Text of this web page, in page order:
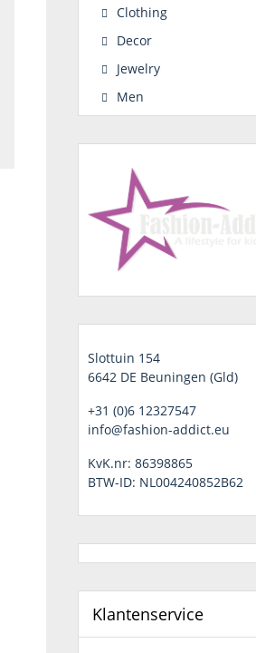
Clothing
Decor
Jewelry
Men
Slottuin 154
6642 DE Beuningen (Gld)
+31 (0)6 12327547
info@fashion-addict.eu
KvK.nr: 86398865
BTW-ID: NL004240852B62
Klantenservice